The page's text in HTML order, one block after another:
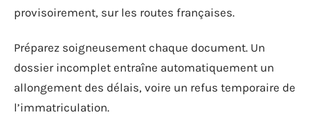
provisoirement, sur les routes françaises.
Préparez soigneusement chaque document. Un
dossier incomplet entraîne automatiquement un
allongement des délais, voire un refus temporaire de
l’immatriculation.